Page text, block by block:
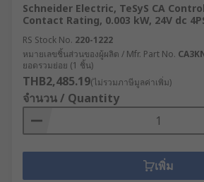
Schneider Electric, TeSyS CA
Contact Rating, 0.003 kW, 24V dc
RS Stock No. 220-1222
หมายเลขชิ้นส่วนของผู้ผลิต / Mfr. Part No.
ยอดรวมย่อย (1 ชิ้น)
THB2,485.19(ไม่รวมภาษีมูลค่าเพิ่ม)
จำนวน / Quantity
เพิ่ม